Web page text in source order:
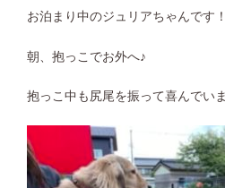
お泊まり中のジュリアちゃんです！
朝、抱っこでお外へ♪
抱っこ中も尻尾を振って喜んでい